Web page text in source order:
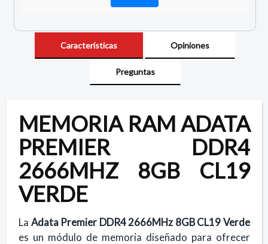
Características Opiniones
Preguntas
MEMORIA RAM ADATA
PREMIER DDR4
2666MHZ 8GB CL19
VERDE
La Adata Premier DDR4 2666MHz 8GB CL19 Verde
es un módulo de memoria diseñado para ofrecer